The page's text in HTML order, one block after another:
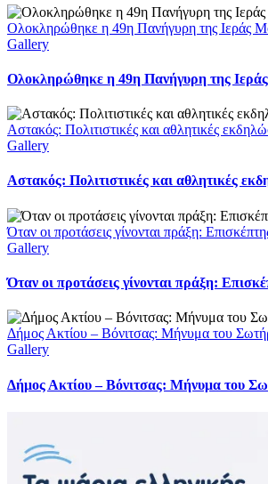
Ολοκληρώθηκε η 49η Πανήγυρη της Ιεράς
Gallery
Ολοκληρώθηκε η 49η Πανήγυρη της
Αστακός: Πολιτιστικές και αθλητικές
Gallery
Αστακός: Πολιτιστικές και αθλητικές
Όταν οι προτάσεις γίνονται πράξη:
Gallery
Όταν οι προτάσεις γίνονται πράξη:
Δήμος Ακτίου – Βόνιτσας: Μήνυμα του
Gallery
Δήμος Ακτίου – Βόνιτσας: Μήνυμα του